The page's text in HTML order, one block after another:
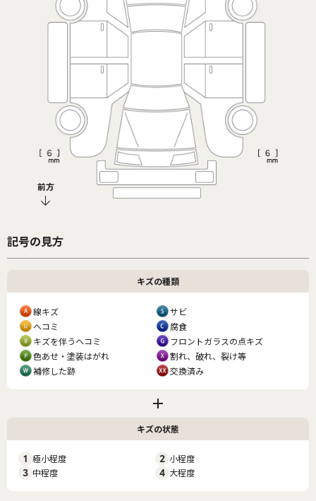
前方
記号の見方
キズの種類
線キズ
サビ
ヘコミ
腐食
キズを伴うヘコミ
フロントガラスの点キズ
色あせ・塗装はがれ
割れ、破れ、裂け等
補修した跡
交換済み
キズの状態
1 極小程度 2 小程度
3 中程度 4 大程度